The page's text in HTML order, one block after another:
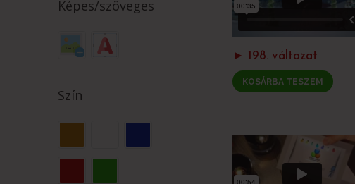
Képes/szöveges
Szín
► 198. változat
KOSÁRBA TESZEM